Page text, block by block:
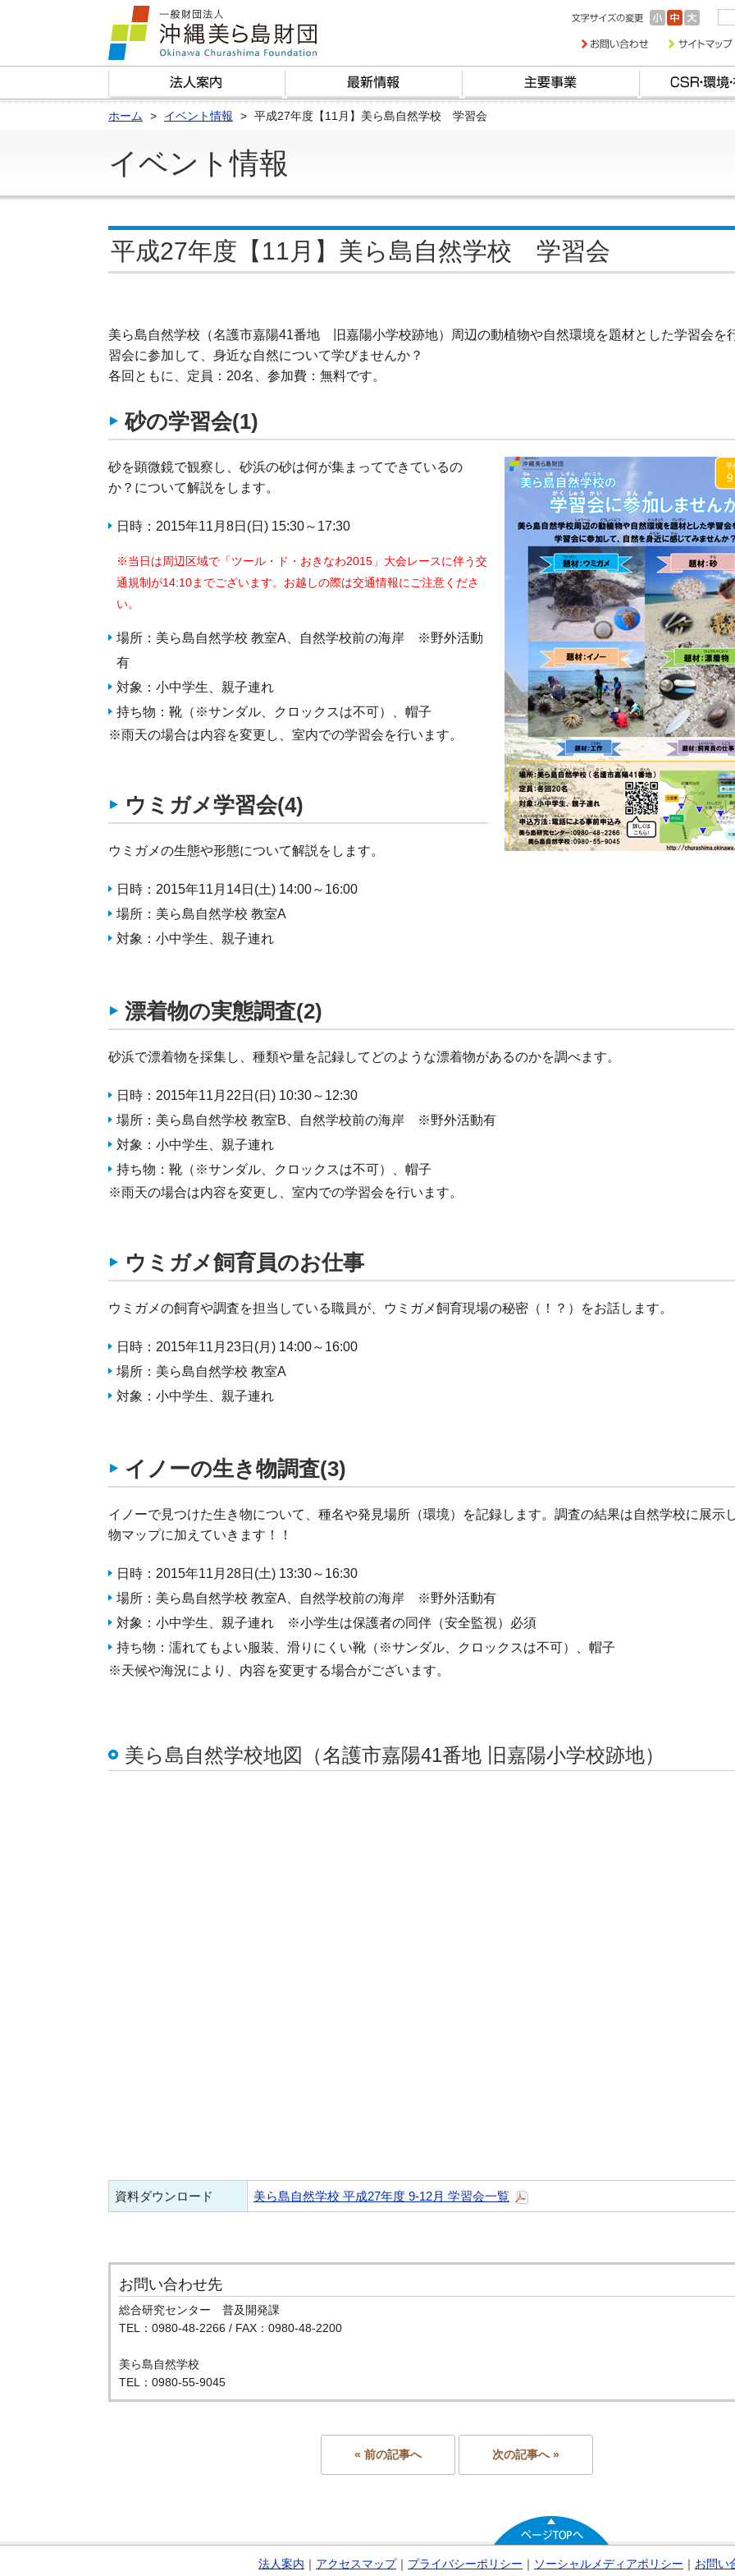
ホーム イベント情報 平成27年度【11月】美ら島自然学校 学習会
イベント情報
平成27年度【11月】美ら島自然学校 学習会
美ら島自然学校（名護市嘉陽41番地 旧嘉陽小学校跡地）周辺の動植物や自然環境を題材とした学習会を
習会に参加して、身近な自然について学びませんか？
各回ともに、定員：20名、参加費：無料です。
砂の学習会(1)
砂を顕微鏡で観察し、砂浜の砂は何が集まってできているの
か？について解説をします。
日時：2015年11月8日(日) 15:30～17:30
※当日は周辺区域で「ツール・ド・おきなわ2015」大会レースに伴う交
通規制が14:10までございます。お越しの際は交通情報にご注意くださ
い。
場所：美ら島自然学校 教室A、自然学校前の海岸 ※野外活動
有
対象：小中学生、親子連れ
持ち物：靴（※サンダル、クロックスは不可）、帽子
※雨天の場合は内容を変更し、室内での学習会を行います。
ウミガメ学習会(4)
ウミガメの生態や形態について解説をします。
日時：2015年11月14日(土) 14:00～16:00
場所：美ら島自然学校 教室A
対象：小中学生、親子連れ
漂着物の実態調査(2)
砂浜で漂着物を採集し、種類や量を記録してどのような漂着物があるのかを調べます。
日時：2015年11月22日(日) 10:30～12:30
場所：美ら島自然学校 教室B、自然学校前の海岸 ※野外活動有
対象：小中学生、親子連れ
持ち物：靴（※サンダル、クロックスは不可）、帽子
※雨天の場合は内容を変更し、室内での学習会を行います。
ウミガメ飼育員のお仕事
ウミガメの飼育や調査を担当している職員が、ウミガメ飼育現場の秘密（！？）をお話します。
日時：2015年11月23日(月) 14:00～16:00
場所：美ら島自然学校 教室A
対象：小中学生、親子連れ
イノーの生き物調査(3)
イノーで見つけた生き物について、種名や発見場所（環境）を記録します。調査の結果は自然学校に展示
物マップに加えていきます！！
日時：2015年11月28日(土) 13:30～16:30
場所：美ら島自然学校 教室A、自然学校前の海岸 ※野外活動有
対象：小中学生、親子連れ ※小学生は保護者の同伴（安全監視）必須
持ち物：濡れてもよい服装、滑りにくい靴（※サンダル、クロックスは不可）、帽子
※天候や海況により、内容を変更する場合がございます。
美ら島自然学校地図（名護市嘉陽41番地 旧嘉陽小学校跡地）
資料ダウンロード 美ら島自然学校 平成27年度 9-12月 学習会一覧
お問い合わせ先
総合研究センター 普及開発課
TEL：0980-48-2266 / FAX：0980-48-2200
美ら島自然学校
TEL：0980-55-9045
« 前の記事へ 次の記事へ »
法人案内 ｜ アクセスマップ｜ プライバシーポリシー ｜ ソーシャルメディアポリシー ｜ お問い